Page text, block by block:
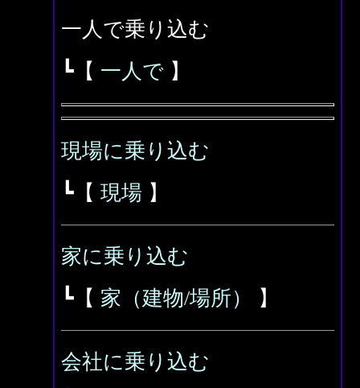
一人で乗り込む
┗【 一人で 】
現場に乗り込む
┗【 現場 】
家に乗り込む
┗【 家（建物/場所） 】
会社に乗り込む